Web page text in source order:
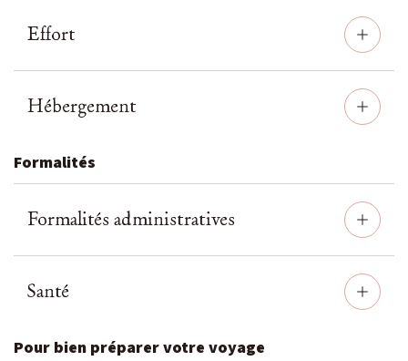
Effort
Hébergement
Formalités
Formalités administratives
Santé
Pour bien préparer votre voyage